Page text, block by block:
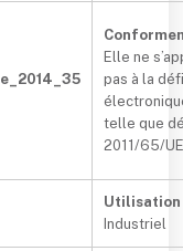
Elle ne
pas à la
telle que
2011/65/
Utilisation
Industriel